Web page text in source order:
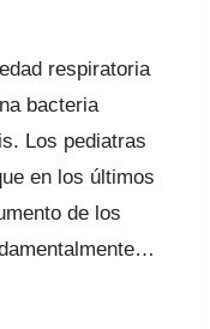
respiratoria
bacteria
Los pediatras
en los últimos
de los